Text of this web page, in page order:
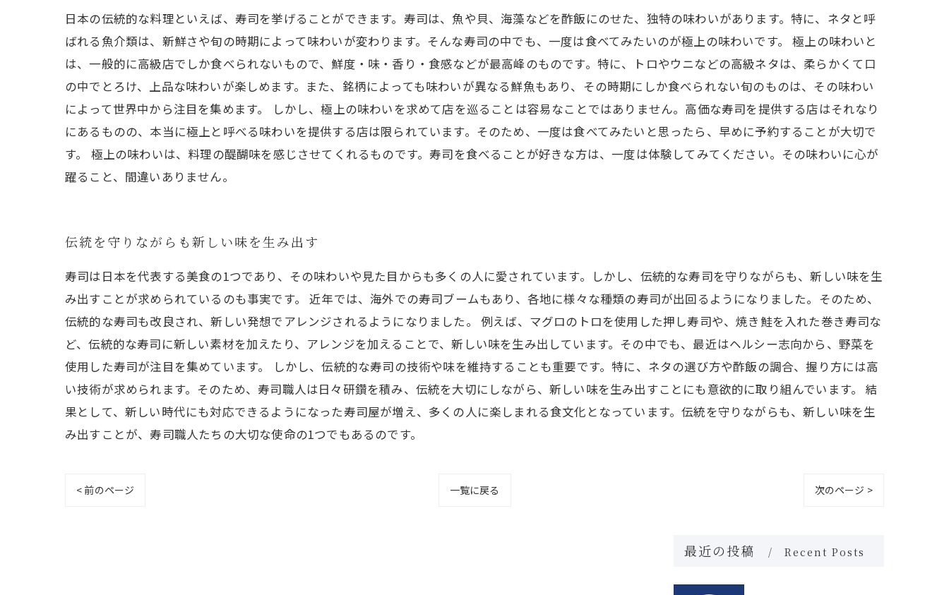
日本の伝統的な料理といえば、寿司を挙げることができます。寿司は、魚や貝、海藻などを酢飯にのせた、独特の味わいがあります。特に、ネタと呼
ばれる魚介類は、新鮮さや旬の時期によって味わいが変わります。そんな寿司の中でも、一度は食べてみたいのが極上の味わいです。 極上の味わいと
は、一般的に高級店でしか食べられないもので、鮮度・味・香り・食感などが最高峰のものです。特に、トロやウニなどの高級ネタは、柔らかくて口
の中でとろけ、上品な味わいが楽しめます。また、銘柄によっても味わいが異なる鮮魚もあり、その時期にしか食べられない旬のものは、その味わい
によって世界中から注目を集めます。 しかし、極上の味わいを求めて店を巡ることは容易なことではありません。高価な寿司を提供する店はそれなり
にあるものの、本当に極上と呼べる味わいを提供する店は限られています。そのため、一度は食べてみたいと思ったら、早めに予約することが大切で
す。 極上の味わいは、料理の醍醐味を感じさせてくれるものです。寿司を食べることが好きな方は、一度は体験してみてください。その味わいに心が
躍ること、間違いありません。
伝統を守りながらも新しい味を生み出す
寿司は日本を代表する美食の1つであり、その味わいや見た目からも多くの人に愛されています。しかし、伝統的な寿司を守りながらも、新しい味を生
み出すことが求められているのも事実です。 近年では、海外での寿司ブームもあり、各地に様々な種類の寿司が出回るようになりました。そのため、
伝統的な寿司も改良され、新しい発想でアレンジされるようになりました。 例えば、マグロのトロを使用した押し寿司や、焼き鮭を入れた巻き寿司な
ど、伝統的な寿司に新しい素材を加えたり、アレンジを加えることで、新しい味を生み出しています。その中でも、最近はヘルシー志向から、野菜を
使用した寿司が注目を集めています。 しかし、伝統的な寿司の技術や味を維持することも重要です。特に、ネタの選び方や酢飯の調合、握り方には高
い技術が求められます。そのため、寿司職人は日々研鑽を積み、伝統を大切にしながら、新しい味を生み出すことにも意欲的に取り組んでいます。 結
果として、新しい時代にも対応できるようになった寿司屋が増え、多くの人に楽しまれる食文化となっています。伝統を守りながらも、新しい味を生
み出すことが、寿司職人たちの大切な使命の1つでもあるのです。
< 前のページ 一覧に戻る 次のページ >
最近の投稿 Recent Posts